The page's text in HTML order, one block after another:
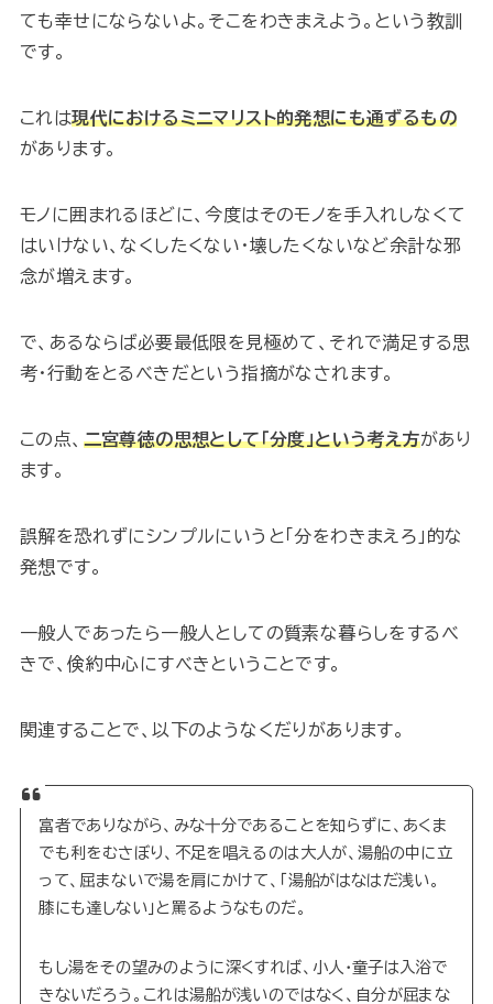
ても幸せにならないよ。そこをわきまえよう。という教訓
です。
これは現代におけるミニマリスト的発想にも通ずるもの
があります。
モノに囲まれるほどに、今度はそのモノを手入れしなくて
はいけない、なくしたくない・壊したくないなど余計な邪
念が増えます。
で、あるならば必要最低限を見極めて、それで満足する思
考・行動をとるべきだという指摘がなされます。
この点、 二宮尊徳の思想として「分度」という考え方があり
ます。
誤解を恐れずにシンプルにいうと「分をわきまえろ」的な
発想です。
一般人であったら一般人としての質素な暮らしをするべ
きで、倹約中心にすべきということです。
関連することで、以下のようなくだりがあります。
富者でありながら、みな十分であることを知らずに、あくま
でも利をむさぼり、不足を唱えるのは大人が、湯船の中に立
って、屈まないで湯を肩にかけて、「湯船がはなはだ浅い。
膝にも達しない」と罵るようなものだ。
もし湯をその望みのように深くすれば、小人・童子は入浴で
きないだろう。これは湯船が浅いのではなく、自分が屈まな